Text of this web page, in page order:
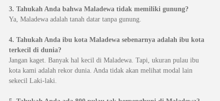
3. Tahukah Anda bahwa Maladewa tidak memiliki gunung?
Ya, Maladewa adalah tanah datar tanpa gunung.
4. Tahukah Anda ibu kota Maladewa sebenarnya adalah ibu kota
terkecil di dunia?
Jangan kaget. Banyak hal kecil di Maladewa. Tapi, ukuran pulau ibu
kota kami adalah rekor dunia. Anda tidak akan melihat modal lain
sekecil Laki-laki.